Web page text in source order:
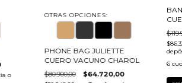
o
OTRAS OPCIONES:
PHONE BAG JULIETTE
CUERO VACUNO CHAROL
$80.900,00 $64.720,00
6